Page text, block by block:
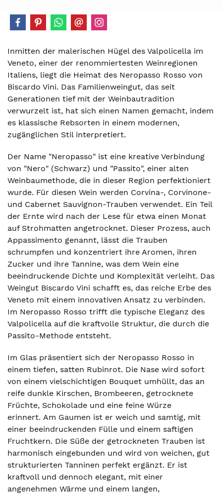
Inmitten der malerischen Hügel des Valpolicella im
Veneto, einer der renommiertesten Weinregionen
Italiens, liegt die Heimat des Neropasso Rosso von
Biscardo Vini. Das Familienweingut, das seit
Generationen tief mit der Weinbautradition
verwurzelt ist, hat sich einen Namen gemacht, indem
es klassische Rebsorten in einem modernen,
zugänglichen Stil interpretiert.
Der Name "Neropasso" ist eine kreative Verbindung
von "Nero" (Schwarz) und "Passito", einer alten
Weinbaumethode, die in dieser Region perfektioniert
wurde. Für diesen Wein werden Corvina-, Corvinone-
und Cabernet Sauvignon-Trauben verwendet. Ein Teil
der Ernte wird nach der Lese für etwa einen Monat
auf Strohmatten angetrocknet. Dieser Prozess, auch
Appassimento genannt, lässt die Trauben
schrumpfen und konzentriert ihre Aromen, ihren
Zucker und ihre Tannine, was dem Wein eine
beeindruckende Dichte und Komplexität verleiht. Das
Weingut Biscardo Vini schafft es, das reiche Erbe des
Veneto mit einem innovativen Ansatz zu verbinden.
Im Neropasso Rosso trifft die typische Eleganz des
Valpolicella auf die kraftvolle Struktur, die durch die
Passito-Methode entsteht.
Im Glas präsentiert sich der Neropasso Rosso in
einem tiefen, satten Rubinrot. Die Nase wird sofort
von einem vielschichtigen Bouquet umhüllt, das an
reife dunkle Kirschen, Brombeeren, getrocknete
Früchte, Schokolade und eine feine Würze
erinnert. Am Gaumen ist er weich und samtig, mit
einer beeindruckenden Fülle und einem saftigen
Fruchtkern. Die Süße der getrockneten Trauben ist
harmonisch eingebunden und wird von weichen, gut
strukturierten Tanninen perfekt ergänzt. Er ist
kraftvoll und dennoch elegant, mit einer
angenehmen Wärme und einem langen,